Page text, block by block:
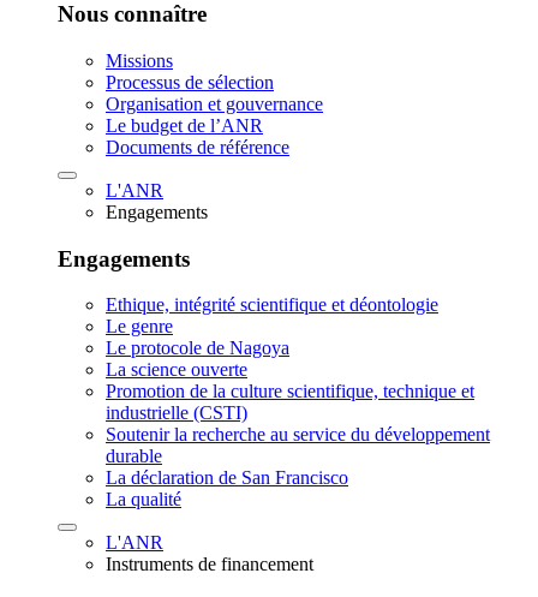
Nous connaître
Missions
Processus de sélection
Organisation et gouvernance
Le budget de l’ANR
Documents de référence
L'ANR
Engagements
Engagements
Ethique, intégrité scientifique et déontologie
Le genre
Le protocole de Nagoya
La science ouverte
Promotion de la culture scientifique, technique et
industrielle (CSTI)
Soutenir la recherche au service du développement
durable
La déclaration de San Francisco
La qualité
L'ANR
Instruments de financement